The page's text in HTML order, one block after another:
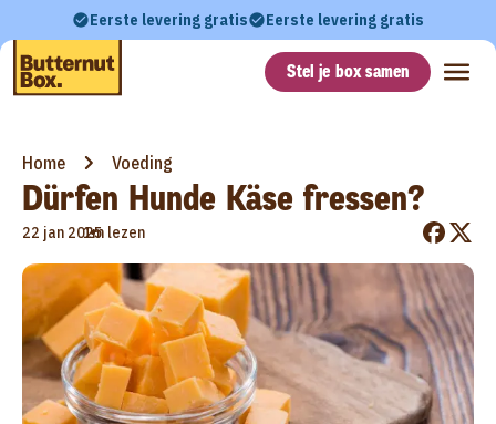
Eerste levering gratis Eerste levering gratis
Stel je box samen
Home Voeding
Dürfen Hunde Käse fressen?
22 jan 2025
•
1m lezen